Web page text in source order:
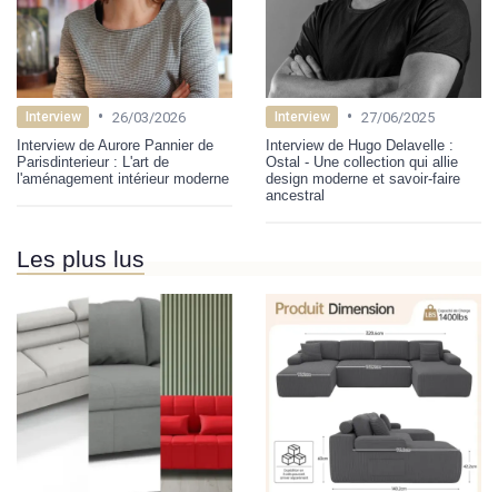
Interview • 26/03/2026
Interview de Aurore Pannier de
Parisdinterieur : L'art de
l'aménagement intérieur moderne
Interview • 27/06/2025
Interview de Hugo Delavelle :
Ostal - Une collection qui allie
design moderne et savoir-faire
ancestral
Les plus lus